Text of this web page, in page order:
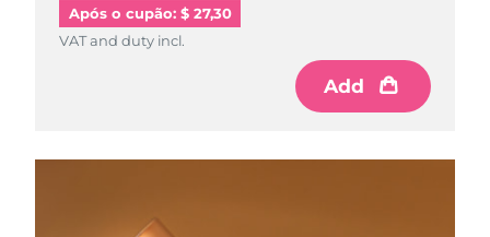
Após o cupão: $ 27,30
VAT and duty incl.
Add
VAT and duty incl.
Add